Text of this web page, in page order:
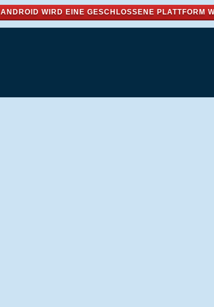
ANDROID WIRD EINE GESCHLOSSENE PLATTFORM